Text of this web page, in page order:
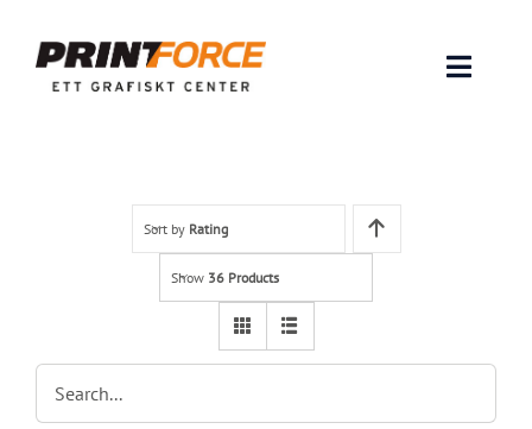
content
Toggle
INSPIRATION
Lämna original & filer
Sort by Rating
Show 36 Products